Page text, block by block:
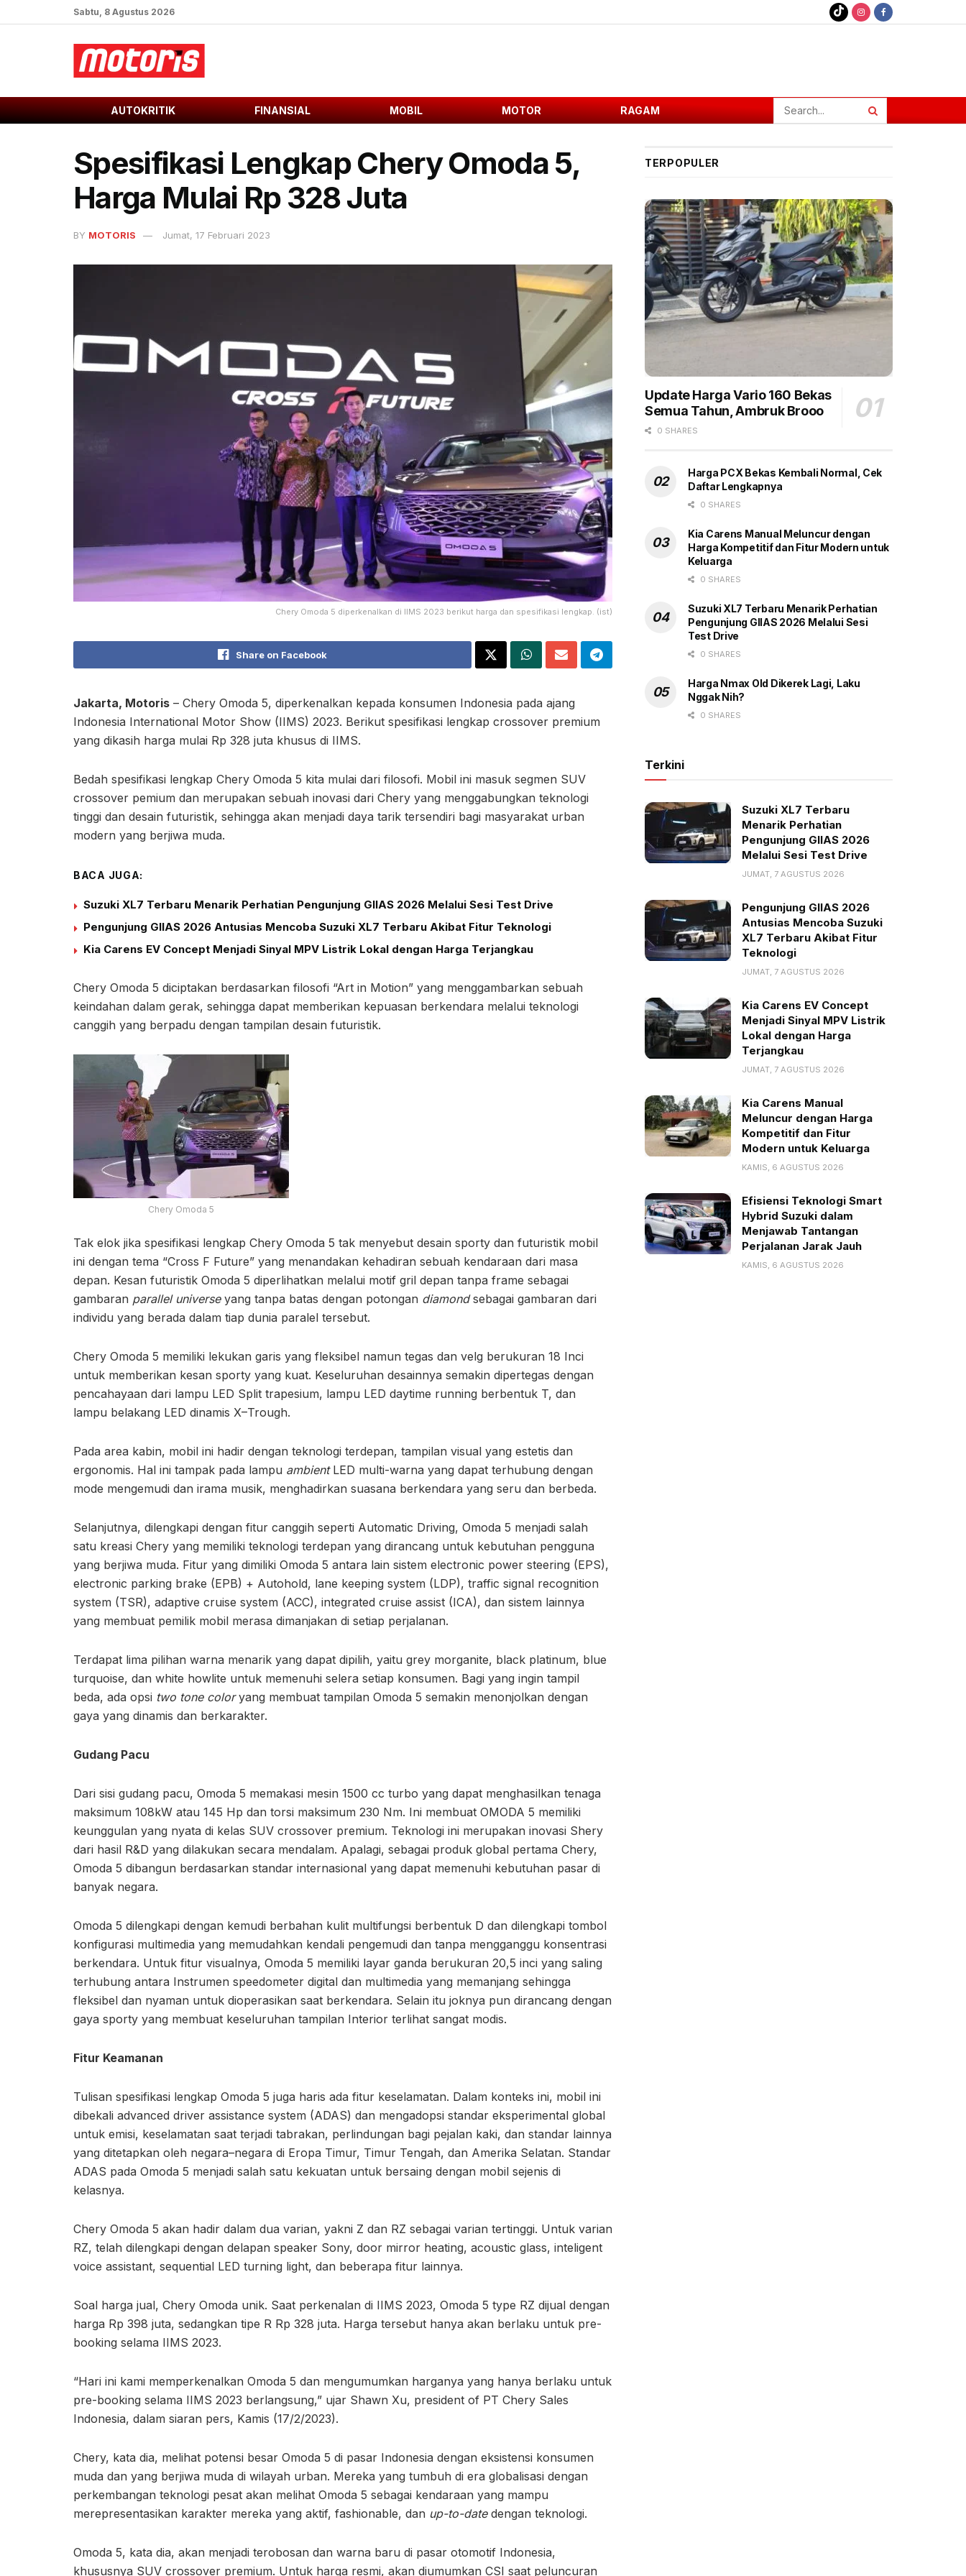
Sabtu, 8 Agustus 2026
AUTOKRITIK FINANSIAL MOBIL MOTOR RAGAM
Spesifikasi Lengkap Chery Omoda 5,
Harga Mulai Rp 328 Juta
BY MOTORIS Jumat, 17 Februari 2023
Chery Omoda 5 diperkenalkan di IIMS 2023 berikut harga dan spesifikasi lengkap. (ist)
Share on Facebook
Jakarta, Motoris – Chery Omoda 5, diperkenalkan kepada konsumen Indonesia pada ajang
Indonesia International Motor Show (IIMS) 2023. Berikut spesifikasi lengkap crossover premium
yang dikasih harga mulai Rp 328 juta khusus di IIMS.
Bedah spesifikasi lengkap Chery Omoda 5 kita mulai dari filosofi. Mobil ini masuk segmen SUV
crossover pemium dan merupakan sebuah inovasi dari Chery yang menggabungkan teknologi
tinggi dan desain futuristik, sehingga akan menjadi daya tarik tersendiri bagi masyarakat urban
modern yang berjiwa muda.
BACA JUGA:
Suzuki XL7 Terbaru Menarik Perhatian Pengunjung GIIAS 2026 Melalui Sesi Test Drive
Pengunjung GIIAS 2026 Antusias Mencoba Suzuki XL7 Terbaru Akibat Fitur Teknologi
Kia Carens EV Concept Menjadi Sinyal MPV Listrik Lokal dengan Harga Terjangkau
Chery Omoda 5 diciptakan berdasarkan filosofi “Art in Motion” yang menggambarkan sebuah
keindahan dalam gerak, sehingga dapat memberikan kepuasan berkendara melalui teknologi
canggih yang berpadu dengan tampilan desain futuristik.
Chery Omoda 5
Tak elok jika spesifikasi lengkap Chery Omoda 5 tak menyebut desain sporty dan futuristik mobil
ini dengan tema “Cross F Future” yang menandakan kehadiran sebuah kendaraan dari masa
depan. Kesan futuristik Omoda 5 diperlihatkan melalui motif gril depan tanpa frame sebagai
gambaran parallel universeyang tanpa batas dengan potongan diamondsebagai gambaran dari
individu yang berada dalam tiap dunia paralel tersebut.
Chery Omoda 5 memiliki lekukan garis yang fleksibel namun tegas dan velg berukuran 18 Inci
untuk memberikan kesan sporty yang kuat. Keseluruhan desainnya semakin dipertegas dengan
pencahayaan dari lampu LED Split trapesium, lampu LED daytime running berbentuk T, dan
lampu belakang LED dinamis X–Trough.
Pada area kabin, mobil ini hadir dengan teknologi terdepan, tampilan visual yang estetis dan
ergonomis. Hal ini tampak pada lampu ambientLED multi-warna yang dapat terhubung dengan
mode mengemudi dan irama musik, menghadirkan suasana berkendara yang seru dan berbeda.
Selanjutnya, dilengkapi dengan fitur canggih seperti Automatic Driving, Omoda 5 menjadi salah
satu kreasi Chery yang memiliki teknologi terdepan yang dirancang untuk kebutuhan pengguna
yang berjiwa muda. Fitur yang dimiliki Omoda 5 antara lain sistem electronic power steering (EPS),
electronic parking brake (EPB) + Autohold, lane keeping system (LDP), traffic signal recognition
system (TSR), adaptive cruise system (ACC), integrated cruise assist (ICA), dan sistem lainnya
yang membuat pemilik mobil merasa dimanjakan di setiap perjalanan.
Terdapat lima pilihan warna menarik yang dapat dipilih, yaitu grey morganite, black platinum, blue
turquoise, dan white howlite untuk memenuhi selera setiap konsumen. Bagi yang ingin tampil
beda, ada opsi two tone coloryang membuat tampilan Omoda 5 semakin menonjolkan dengan
gaya yang dinamis dan berkarakter.
Gudang Pacu
Dari sisi gudang pacu, Omoda 5 memakasi mesin 1500 cc turbo yang dapat menghasilkan tenaga
maksimum 108kW atau 145 Hp dan torsi maksimum 230 Nm. Ini membuat OMODA 5 memiliki
keunggulan yang nyata di kelas SUV crossover premium. Teknologi ini merupakan inovasi Shery
dari hasil R&D yang dilakukan secara mendalam. Apalagi, sebagai produk global pertama Chery,
Omoda 5 dibangun berdasarkan standar internasional yang dapat memenuhi kebutuhan pasar di
banyak negara.
Omoda 5 dilengkapi dengan kemudi berbahan kulit multifungsi berbentuk D dan dilengkapi tombol
konfigurasi multimedia yang memudahkan kendali pengemudi dan tanpa mengganggu konsentrasi
berkendara. Untuk fitur visualnya, Omoda 5 memiliki layar ganda berukuran 20,5 inci yang saling
terhubung antara Instrumen speedometer digital dan multimedia yang memanjang sehingga
fleksibel dan nyaman untuk dioperasikan saat berkendara. Selain itu joknya pun dirancang dengan
gaya sporty yang membuat keseluruhan tampilan Interior terlihat sangat modis.
Fitur Keamanan
Tulisan spesifikasi lengkap Omoda 5 juga haris ada fitur keselamatan. Dalam konteks ini, mobil ini
dibekali advanced driver assistance system (ADAS) dan mengadopsi standar eksperimental global
untuk emisi, keselamatan saat terjadi tabrakan, perlindungan bagi pejalan kaki, dan standar lainnya
yang ditetapkan oleh negara–negara di Eropa Timur, Timur Tengah, dan Amerika Selatan. Standar
ADAS pada Omoda 5 menjadi salah satu kekuatan untuk bersaing dengan mobil sejenis di
kelasnya.
Chery Omoda 5 akan hadir dalam dua varian, yakni Z dan RZ sebagai varian tertinggi. Untuk varian
RZ, telah dilengkapi dengan delapan speaker Sony, door mirror heating, acoustic glass, inteligent
voice assistant, sequential LED turning light, dan beberapa fitur lainnya.
Soal harga jual, Chery Omoda unik. Saat perkenalan di IIMS 2023, Omoda 5 type RZ dijual dengan
harga Rp 398 juta, sedangkan tipe R Rp 328 juta. Harga tersebut hanya akan berlaku untuk pre-
booking selama IIMS 2023.
“Hari ini kami memperkenalkan Omoda 5 dan mengumumkan harganya yang hanya berlaku untuk
pre-booking selama IIMS 2023 berlangsung,” ujar Shawn Xu, president of PT Chery Sales
Indonesia, dalam siaran pers, Kamis (17/2/2023).
Chery, kata dia, melihat potensi besar Omoda 5 di pasar Indonesia dengan eksistensi konsumen
muda dan yang berjiwa muda di wilayah urban. Mereka yang tumbuh di era globalisasi dengan
perkembangan teknologi pesat akan melihat Omoda 5 sebagai kendaraan yang mampu
merepresentasikan karakter mereka yang aktif, fashionable, dan up-to-date dengan teknologi.
Omoda 5, kata dia, akan menjadi terobosan dan warna baru di pasar otomotif Indonesia,
khususnya SUV crossover premium. Untuk harga resmi, akan diumumkan CSI saat peluncuran
TERPOPULER
Update Harga Vario 160 Bekas
Semua Tahun, Ambruk Brooo
0 SHARES
Harga PCX Bekas Kembali Normal, Cek
Daftar Lengkapnya
0 SHARES
Kia Carens Manual Meluncur dengan
Harga Kompetitif dan Fitur Modern untuk
Keluarga
0 SHARES
Suzuki XL7 Terbaru Menarik Perhatian
Pengunjung GIIAS 2026 Melalui Sesi
Test Drive
0 SHARES
Harga Nmax Old Dikerek Lagi, Laku
Nggak Nih?
0 SHARES
Terkini
Suzuki XL7 Terbaru
Menarik Perhatian
Pengunjung GIIAS 2026
Melalui Sesi Test Drive
JUMAT, 7 AGUSTUS 2026
Pengunjung GIIAS 2026
Antusias Mencoba Suzuki
XL7 Terbaru Akibat Fitur
Teknologi
JUMAT, 7 AGUSTUS 2026
Kia Carens EV Concept
Menjadi Sinyal MPV Listrik
Lokal dengan Harga
Terjangkau
JUMAT, 7 AGUSTUS 2026
Kia Carens Manual
Meluncur dengan Harga
Kompetitif dan Fitur
Modern untuk Keluarga
KAMIS, 6 AGUSTUS 2026
Efisiensi Teknologi Smart
Hybrid Suzuki dalam
Menjawab Tantangan
Perjalanan Jarak Jauh
KAMIS, 6 AGUSTUS 2026